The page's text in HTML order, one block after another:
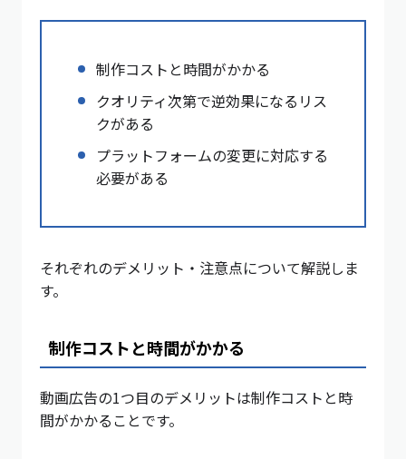
制作コストと時間がかかる
クオリティ次第で逆効果になるリス
クがある
プラットフォームの変更に対応する
必要がある
それぞれのデメリット・注意点について解説しま
す。
制作コストと時間がかかる
動画広告の1つ目のデメリットは制作コストと時
間がかかることです。